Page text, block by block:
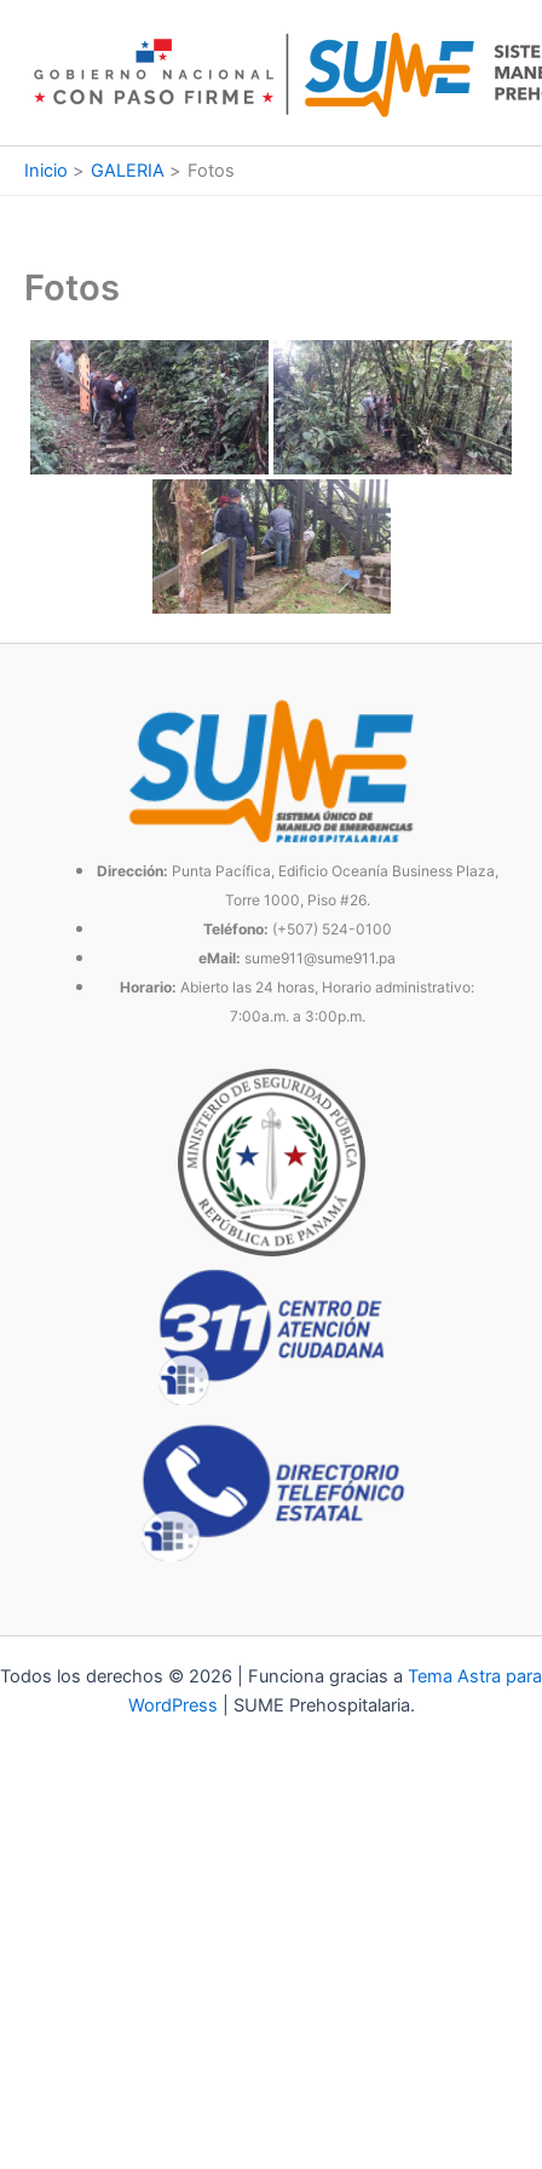
contenido
Inicio GALERIA Fotos
Fotos
Dirección: Punta Pacífica, Edificio Oceanía Business Plaza,
Torre 1000, Piso #26.
Teléfono: (+507) 524-0100
eMail: sume911@sume911.pa
Horario: Abierto las 24 horas, Horario administrativo:
7:00a.m. a 3:00p.m.
Todos los derechos © 2026 | Funciona gracias a Tema Astra para
WordPress | SUME Prehospitalaria.